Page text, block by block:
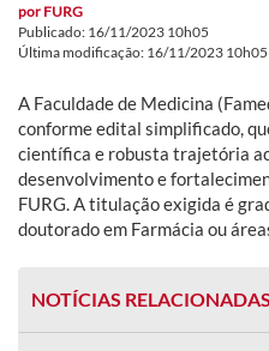
por FURG
Publicado: 16/11/2023 10h05
Última modificação: 16/11/2023 10h05
A Faculdade de Medicina
conforme edital simplificado,
científica e robusta trajetória
desenvolvimento e
FURG. A titulação exigida é
doutorado em Farmácia ou
NOTÍCIAS RELACIONADAS